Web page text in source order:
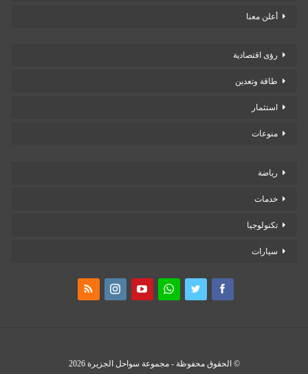
أعلن معنا
رؤى اقتصادية
طاقة وتعدين
استثمار
منوعات
رياضة
خدمات
تكنولوجيا
سيارات
© الحقوق محفوظة - مجموعة سواحل الجزيرة 2026